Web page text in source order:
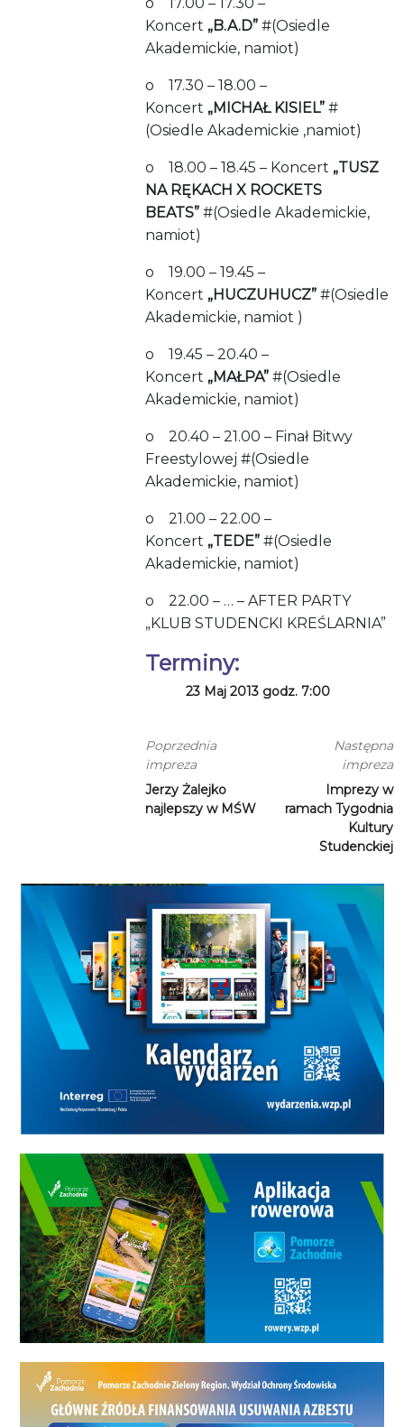
Koncert „B.A.D”#(Osiedle
Akademickie, namiot)
o 17.30 – 18.00 –
Koncert „MICHAŁ KISIEL” #
(Osiedle Akademickie ,namiot)
o 18.00 – 18.45 – Koncert „TUSZ
NA RĘKACH X ROCKETS
BEATS” #(Osiedle Akademickie,
namiot)
o 19.00 – 19.45 –
Koncert „HUCZUHUCZ” #(Osiedle
Akademickie, namiot )
o 19.45 – 20.40 –
Koncert „MAŁPA” #(Osiedle
Akademickie, namiot)
o 20.40 – 21.00 – Finał Bitwy
Freestylowej #(Osiedle
Akademickie, namiot)
o 21.00 – 22.00 –
Koncert „TEDE” #(Osiedle
Akademickie, namiot)
o 22.00 – … – AFTER PARTY
„KLUB STUDENCKI KREŚLARNIA”
Terminy:
23 Maj 2013 godz. 7:00
Poprzednia
impreza
Jerzy Żalejko
najlepszy w MŚW
Następna
impreza
Imprezy w
ramach Tygodnia
Kultury
Studenckiej